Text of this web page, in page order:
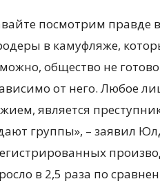
посмотрим правде
в камуфляже,
общество не
от него. Любое
является
группы», – заявил
в 2,5 раза по